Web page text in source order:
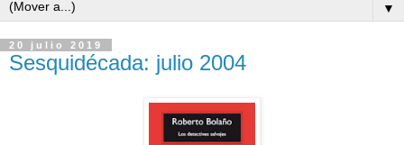
▼
20 julio 2019
Sesquidécada: julio 2004